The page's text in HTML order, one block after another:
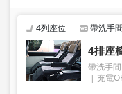
JAM JAM EXPRESS
寸，三邊總長不超過
限定一件。超過此尺
中，因此敬請提前自行
請注意，如果您攜帶
需支付取消費用。
我們不接受樂器、自
4列座位 帶洗手間
4排座
帶洗手間
充電